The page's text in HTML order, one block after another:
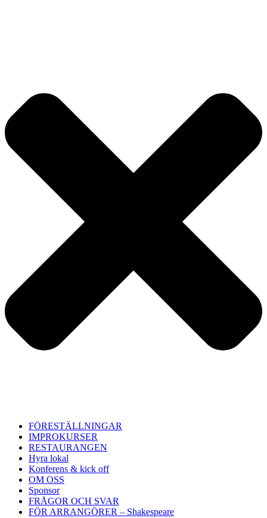
FÖRESTÄLLNINGAR
IMPROKURSER
RESTAURANGEN
Hyra lokal
Konferens & kick off
OM OSS
Sponsor
FRÅGOR OCH SVAR
FÖR ARRANGÖRER – Shakespeare